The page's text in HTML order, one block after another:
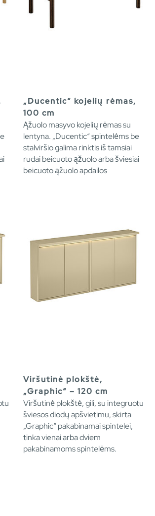
„Ducentic“ kojelių rėmas,
100 cm
Ąžuolo masyvo kojelių rėmas su
lentyna. „Ducentic“ spintelėms be
stalviršio galima rinktis iš tamsiai
rudai beicuoto ąžuolo arba šviesiai
beicuoto ąžuolo apdailos
Viršutinė plokštė,
„Graphic“ – 120 cm
Viršutinė plokštė, gili, su integruotu
šviesos diodų apšvietimu, skirta
„Graphic“ pakabinamai spintelei,
tinka vienai arba dviem
pakabinamoms spintelėms.